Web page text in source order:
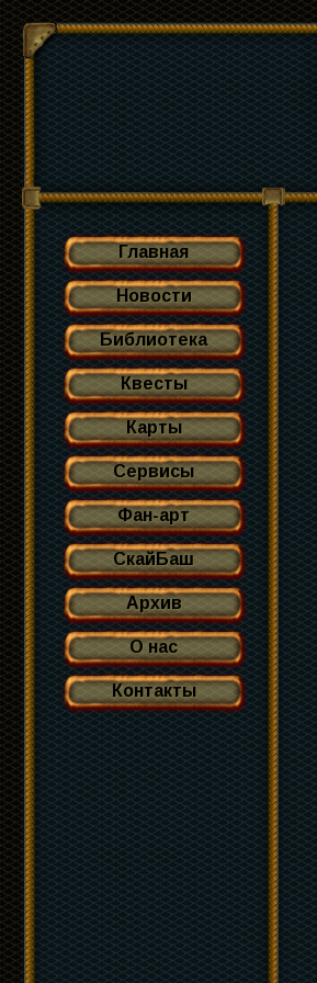
Главная
Новости
Библиотека
Квесты
Карты
Сервисы
Фан-арт
СкайБаш
Архив
О нас
Контакты